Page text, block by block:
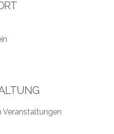
Veranstaltungen